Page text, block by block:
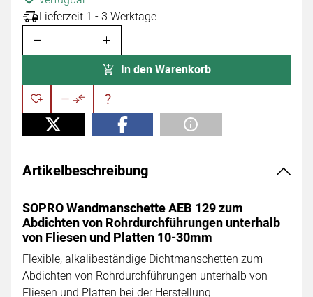
Lieferzeit 1 - 3 Werktage
In den Warenkorb
Artikelbeschreibung
SOPRO Wandmanschette AEB 129 zum
Abdichten von Rohrdurchführungen unterhalb
von Fliesen und Platten 10-30mm
Flexible, alkalibeständige Dichtmanschetten zum
Abdichten von Rohrdurchführungen unterhalb von
Fliesen und Platten bei der Herstellung